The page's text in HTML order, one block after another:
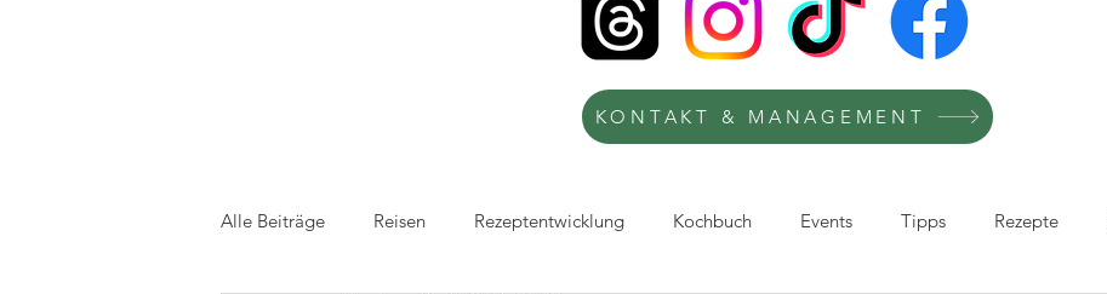
KONTAKT & MANAGEMENT
Alle Beiträge Reisen Rezeptentwicklung Kochbuch Events Tipps Rezepte